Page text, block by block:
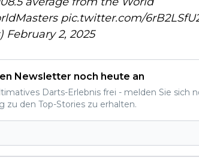
pic.twitter.com/
February 2, 2025
Newsletter noch heute an
Darts-Erlebnis frei - melden Sie sich
zu den Top-Stories zu erhalten.